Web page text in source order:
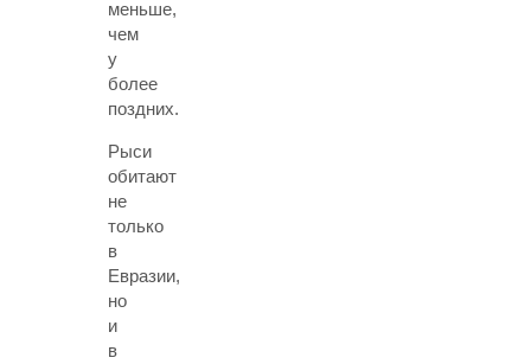
меньше,
чем
у
более
поздних.
Рыси
обитают
не
только
в
Евразии,
но
и
в